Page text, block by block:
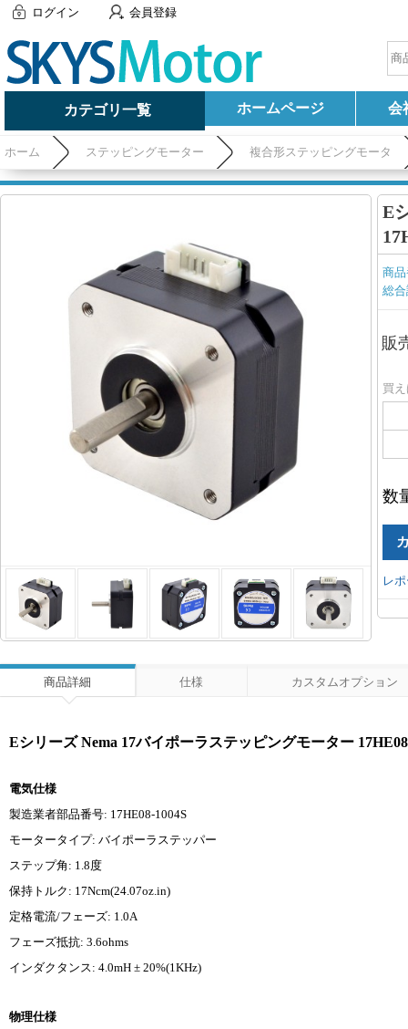
ログイン 会員登録
カテゴリ一覧 ホームページ 会
ホーム ステッピングモーター 複合形ステッピングモータ
E
商
総
販
買
数
レ
商品詳細 仕様 カスタムオプション
Eシリーズ Nema 17バイポーラステッピングモーター
電気仕様
製造業者部品番号: 17HE08-1004S
モータータイプ: バイポーラステッパー
ステップ角: 1.8度
保持トルク: 17Ncm(24.07oz.in)
定格電流/フェーズ: 1.0A
フェーズ抵抗: 3.6ohms
インダクタンス: 4.0mH ± 20%(1KHz)
物理仕様